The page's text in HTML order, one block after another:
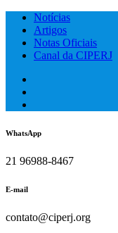
Skip
content
Notícias
Artigos
Notas Oficiais
Canal da CIPERJ
WhatsApp
21 96988-8467
E-mail
contato@ciperj.org